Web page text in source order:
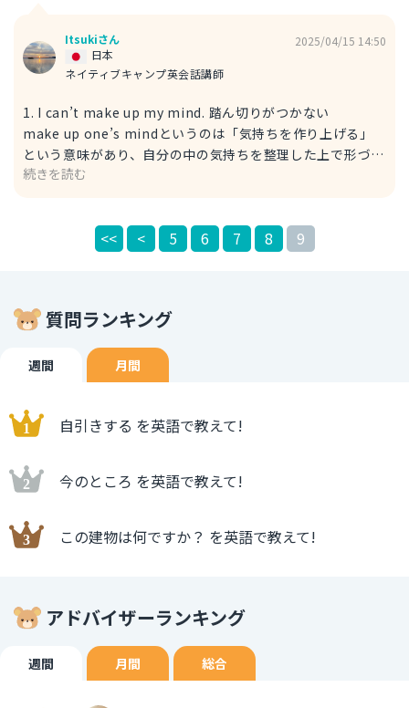
時間を大切にするという意味でポジティブに捉えられるよう
になっています。
Itsukiさん
ネイティブキャンプ英会話講師
日本
2025/04/15 14:50
1. I can’t make up my mind. 踏ん切りがつかない
make up one’s mindというのは「気持ちを作り上げる」
という意味があり、自分の中の気持ちを整理した上で形づく
るというイメージがあります。今回は気持ちの整理がまだう
class. 彼は授業をサボるための言い訳をでっちあげた。
ります。 例文 He tore the paper in half. 彼はその紙を
て、心が引き裂かれてどっちつかずの状態にもこの単語は使
えます。 また、tear は動詞としてではなく名詞では「涙」
という意味もあります。こちらの方が有名なのではないでし
ょうか。
続きを読む
<< < 5 6 7 8 9
質問ランキング
週間 月間
自引きする を英語で教えて!
今のところ を英語で教えて!
この建物は何ですか？ を英語で教えて!
アドバイザーランキング
週間 月間 総合